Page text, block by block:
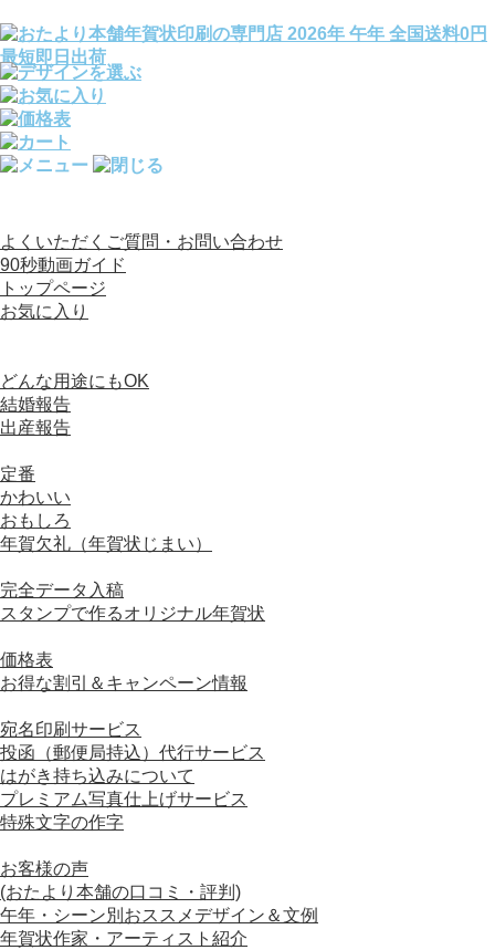
よくいただくご質問・お問い合わせ
90秒動画ガイド
トップページ
お気に入り
どんな用途にもOK
結婚報告
出産報告
定番
かわいい
おもしろ
年賀欠礼（年賀状じまい）
完全データ入稿
スタンプで作るオリジナル年賀状
価格表
お得な割引＆キャンペーン情報
宛名印刷サービス
投函（郵便局持込）代行サービス
はがき持ち込みについて
プレミアム写真仕上げサービス
特殊文字の作字
お客様の声
(おたより本舗の口コミ・評判)
午年・シーン別おススメデザイン＆文例
年賀状作家・アーティスト紹介